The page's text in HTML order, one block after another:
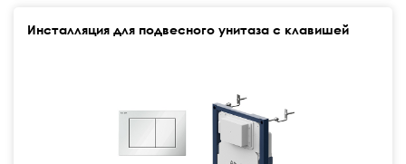
Инсталляция для подвесного унитаза с клавишей